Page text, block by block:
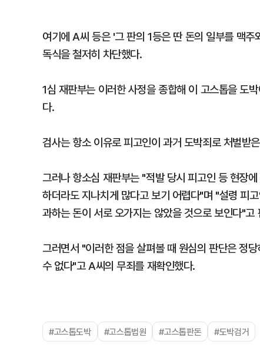
여기에 A씨 등은 '그 판의 1등은 딴 돈의 일부를 맥
독식을 철저히 차단했다.
1심 재판부는 이러한 사정을 종합해 이 고스톱을 도
다.
검사는 항소 이유로 피고인이 과거 도박죄로 처벌받
그러나 항소심 재판부는 "적발 당시 피고인 등 현장
하더라도 지나치게 많다고 보기 어렵다"며 "설령 피
과하는 돈이 서로 오가지는 않았을 것으로 보인다"고
그러면서 "이러한 점을 살펴볼 때 원심의 판단은 정
수 없다"고 A씨의 무죄를 재확인했다.
#고스톱도박 #고스톱법원 #고스톱판돈 #도박검거